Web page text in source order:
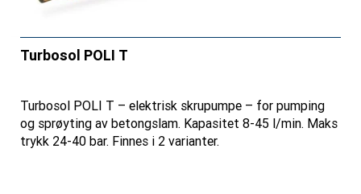
Turbosol POLI T
Turbosol POLI T – elektrisk skrupumpe – for pumping
og sprøyting av betongslam. Kapasitet 8-45 l/min. Maks
trykk 24-40 bar. Finnes i 2 varianter.